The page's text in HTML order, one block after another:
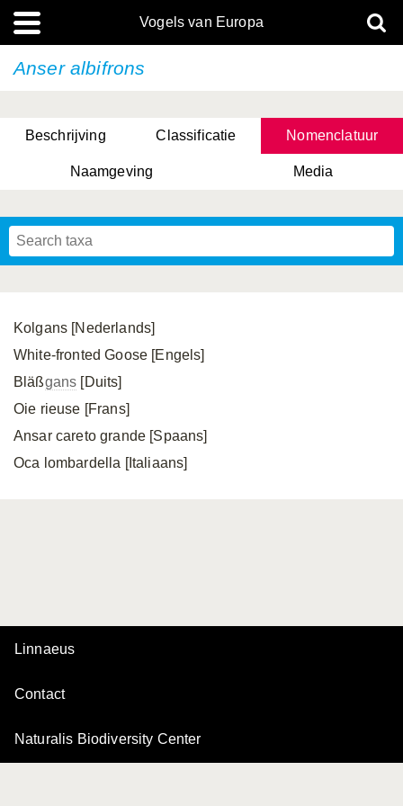
Vogels van Europa
Anser albifrons
Beschrijving Classificatie Nomenclatuur
Naamgeving Media
Kolgans [Nederlands]
White-fronted Goose [Engels]
Bläßgans [Duits]
Oie rieuse [Frans]
Ansar careto grande [Spaans]
Oca lombardella [Italiaans]
Linnaeus
Contact
Naturalis Biodiversity Center